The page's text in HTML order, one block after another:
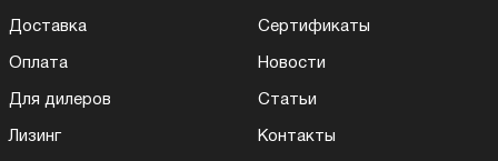
Доставка
Оплата
Для дилеров
Лизинг
Сертификаты
Новости
Статьи
Контакты